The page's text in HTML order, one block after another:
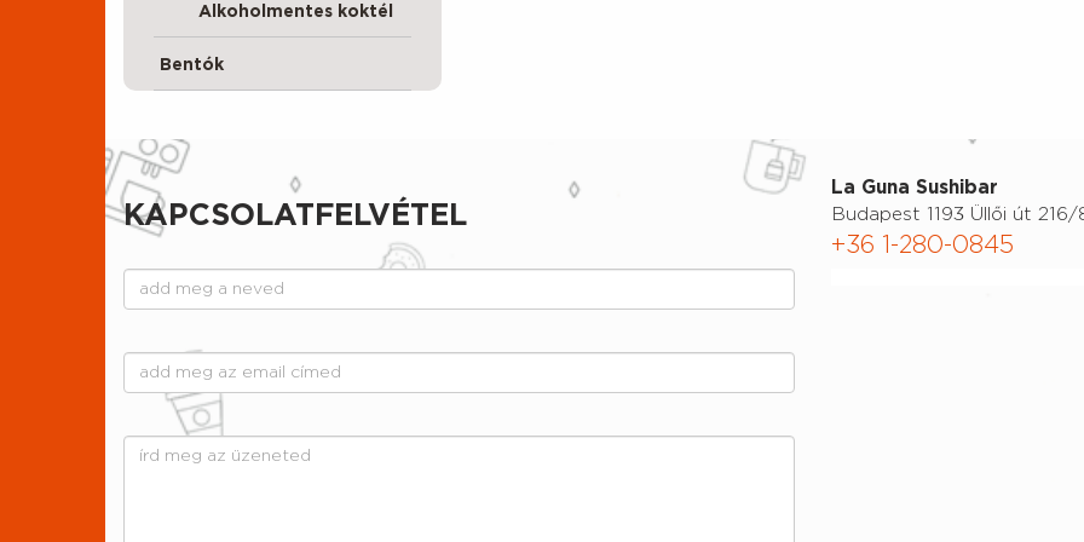
Alkoholmentes koktél
Bentók
La Guna Sushibar
Budapest 1193 Üllői út 216/
+36 1-280-0845
KAPCSOLATFELVÉTEL